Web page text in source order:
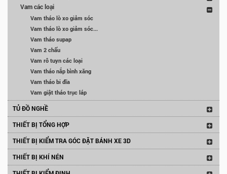
Vam các loại
Vam tháo lò xo giảm sóc
Vam tháo lò xo giảm sóc...
Vam tháo supap
Vam 2 chấu
Vam rô tuyn các loại
Vam tháo nắp bình xăng
Vam tháo bi đĩa
Vam giật tháo trục láp
TỦ ĐỒ NGHỀ
THIẾT BỊ TỔNG HỢP
THIẾT BỊ KIỂM TRA GÓC ĐẶT BÁNH XE 3D
THIẾT BỊ KHÍ NÉN